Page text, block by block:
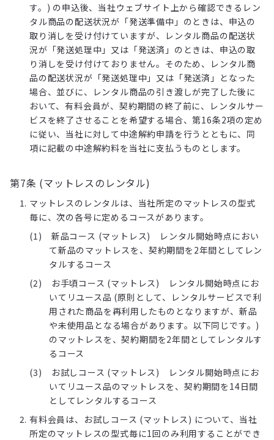
す。) の申込後、当社ウェブサイト上から確認できるレン
タル商品の配送状況が「発送準備中」のときは、申込の
取り消しを受け付けていますが、レンタル商品の配送状
況が「発送処理中」又は「発送済」のときは、申込の取
り消しを受け付けておりません。そのため、レンタル商
品の配送状況が「発送処理中」又は「発送済」となった
場合、並びに、レンタル商品の引き渡しが完了した後に
おいて、有料会員が、契約期間の終了前に、レンタルサー
ビスを終了させることを希望する場合、第16条2項の定め
に従い、当社に対して中途解約申請を行うとともに、同
項に記載の中途解約料を当社に支払うものとします。
第7条 (マットレスのレンタル)
マットレスのレンタルは、当社所定のマットレスの型式
毎に、次の各号に定めるコースがあります。
新品コース (マットレス) レンタル開始時点におい
て新品のマットレスを、契約期間を2年間としてレン
タルするコース
お手頃コース (マットレス) レンタル開始時点にお
いてリユース品 (原則として、レンタルサービスで利
用された商品を再利用したものとなりますが、新品
や未使用品となる場合があります。以下同じです。)
のマットレスを、契約期間を2年間としてレンタルす
るコース
お試しコース (マットレス) レンタル開始時点にお
いてリユース品のマットレスを、契約期間を14日間
としてレンタルするコース
有料会員は、お試しコース (マットレス) について、当社
所定のマットレスの型式毎に1回のみ利用することができ